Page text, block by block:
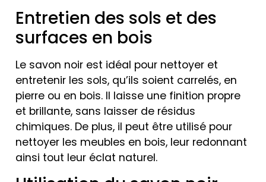
Entretien des sols et des
surfaces en bois
Le savon noir est idéal pour nettoyer et
entretenir les sols, qu’ils soient carrelés, en
pierre ou en bois. Il laisse une finition propre
et brillante, sans laisser de résidus
chimiques. De plus, il peut être utilisé pour
nettoyer les meubles en bois, leur redonnant
ainsi tout leur éclat naturel.